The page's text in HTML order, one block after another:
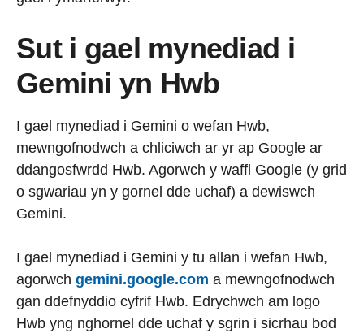
Sut i gael mynediad i
Gemini yn Hwb
I gael mynediad i Gemini o wefan Hwb,
mewngofnodwch a chliciwch ar yr ap Google ar
ddangosfwrdd Hwb. Agorwch y waffl Google (y grid
o sgwariau yn y gornel dde uchaf) a dewiswch
Gemini.
I gael mynediad i Gemini y tu allan i wefan Hwb,
agorwch gemini.google.com a mewngofnodwch
gan ddefnyddio cyfrif Hwb. Edrychwch am logo
Hwb yng nghornel dde uchaf y sgrin i sicrhau bod